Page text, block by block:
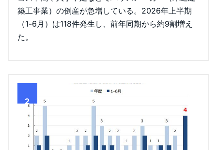
築工事業）の倒産が急増している。2026年上半期
（1-6月）は118件発生し、前年同期から約9割増え
た。
2